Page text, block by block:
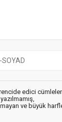
edici cümleler
ve büyük